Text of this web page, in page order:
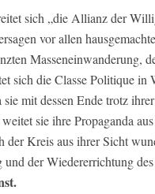
sich „die Allianz der
vor allen
Masseneinwanderung,
sich die Classe Politique in
mit dessen Ende trotz
sie ihre Propaganda
Kreis aus ihrer Sicht
und der Wiedererrichtung des